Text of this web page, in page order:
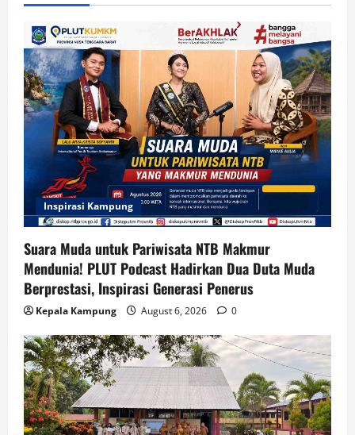
di
Ke-
1606
Mataram
Inspirasi Kampung
Suara Muda untuk Pariwisata NTB Makmur
Mendunia! PLUT Podcast Hadirkan Dua Duta Muda
Berprestasi, Inspirasi Generasi Penerus
Kepala Kampung August 6, 2026 0